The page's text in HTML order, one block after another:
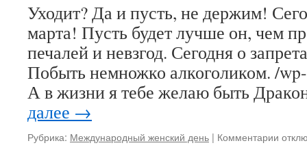
от
лет
детский
Уходит? Да и пусть, не держим!
марта! Пусть будет лучше он, чем
печалей и невзгод. Сегодня о
Побыть немножко алкоголиком. /
А в жизни я тебе желаю быть
далее →
Рубрика: Международный женский день | Комментарии к